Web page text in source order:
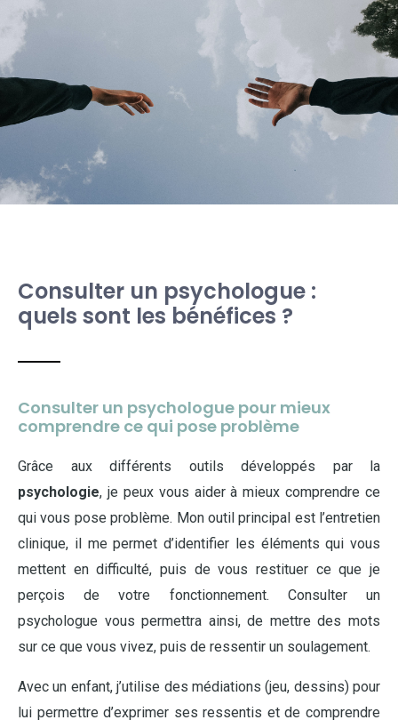
Consulter un psychologue :
quels sont les bénéfices ?
Consulter un psychologue pour mieux
comprendre ce qui pose problème
Grâce aux différents outils développés par la
psychologie, je peux vous aider à mieux comprendre ce
qui vous pose problème. Mon outil principal est l’entretien
clinique, il me permet d’identifier les éléments qui vous
mettent en difficulté, puis de vous restituer ce que je
perçois de votre fonctionnement. Consulter un
psychologue vous permettra ainsi, de mettre des mots
sur ce que vous vivez, puis de ressentir un soulagement.
Avec un enfant, j’utilise des médiations (jeu, dessins) pour
lui permettre d’exprimer ses ressentis et de comprendre